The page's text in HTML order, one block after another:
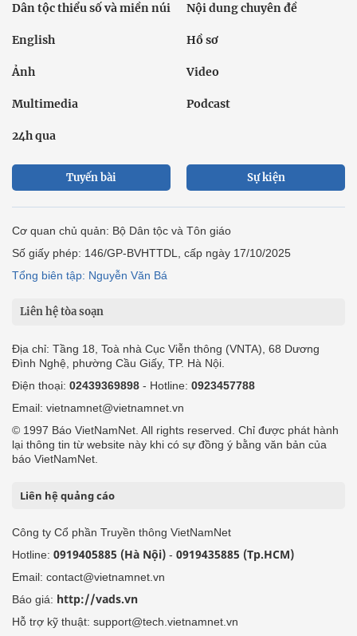
Dân tộc thiểu số và miền núi Nội dung chuyên đề
English Hồ sơ
Ảnh Video
Multimedia Podcast
24h qua
Tuyến bài Sự kiện
Cơ quan chủ quản: Bộ Dân tộc và Tôn giáo
Số giấy phép: 146/GP-BVHTTDL, cấp ngày 17/10/2025
Tổng biên tập: Nguyễn Văn Bá
Liên hệ tòa soạn
Địa chỉ: Tầng 18, Toà nhà Cục Viễn thông (VNTA), 68 Dương
Đình Nghệ, phường Cầu Giấy, TP. Hà Nội.
Điện thoại: 02439369898 - Hotline: 0923457788
Email: vietnamnet@vietnamnet.vn
© 1997 Báo VietNamNet. All rights reserved. Chỉ được phát hành
lại thông tin từ website này khi có sự đồng ý bằng văn bản của
báo VietNamNet.
Liên hệ quảng cáo
Công ty Cổ phần Truyền thông VietNamNet
Hotline: 0919405885 (Hà Nội) - 0919435885 (Tp.HCM)
Email: contact@vietnamnet.vn
Báo giá: http://vads.vn
Hỗ trợ kỹ thuật: support@tech.vietnamnet.vn